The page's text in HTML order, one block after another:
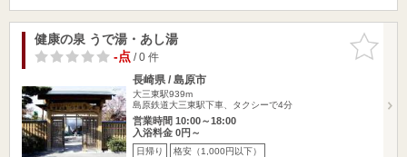
お気に入
りに追加
健康の泉 うで湯・あし湯
-点/ 0 件
長崎県 / 島原市
大三東駅939m
島原鉄道大三東駅下車、タクシーで4分
営業時間 10:00～18:00
入浴料金 0円～
日帰り 格安（1,000円以下）